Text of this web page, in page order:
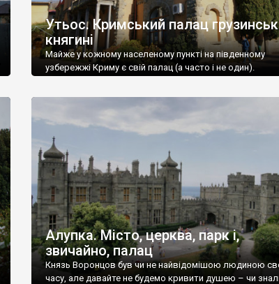
Утьос. Кримський палац
княгині
Майже у кожному населеному пункті на південному
узбережжі Криму є свій палац (а часто і не один).
Алупка. Місто, церква, парк і,
звичайно, палац
Князь Воронцов був чи не найвідомішою людиною
часу, але давайте не будемо кривити душею – чи